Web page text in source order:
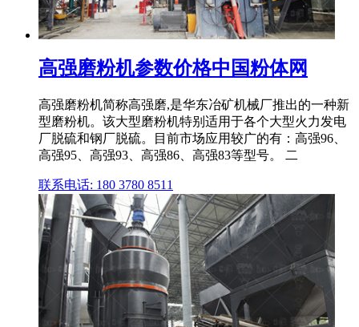
高强磨粉机参数价格中国粉体网
高强磨粉机简称高强磨,是华东冶矿机械厂推出的一种新
型磨粉机。该大型磨粉机特别适用于各个大型火力发电
厂脱硫和钢厂脱硫。目前市场应用较广的有：高强96、
高强95、高强93、高强86、高强83等型号。 二
联系电话: 180 3780 8511